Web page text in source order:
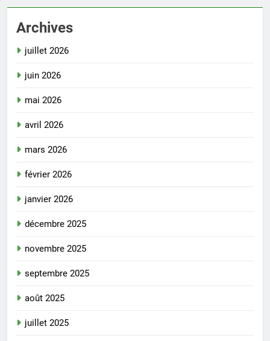
Archives
juillet 2026
juin 2026
mai 2026
avril 2026
mars 2026
février 2026
janvier 2026
décembre 2025
novembre 2025
septembre 2025
août 2025
juillet 2025